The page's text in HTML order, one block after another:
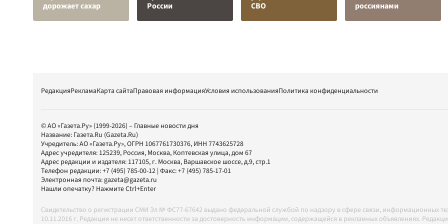
дорожает сахар
России
СВО
россиянами
РедакцияРекламаКарта сайтаПравовая информацияУсловия использованияПолитика конфиденциальности
© АО «Газета.Ру» (1999-2026) – Главные новости дня
Название: Газета.Ru (Gazeta.Ru)
Учредитель:АО «Газета.Ру», ОГРН 1067761730376, ИНН 7743625728
Адрес учредителя: 125239, Россия, Москва, Коптевская улица, дом 67
Адрес редакции и издателя: 117105, г. Москва, Варшавское шоссе, д.9, стр.1
Телефон редакции:+7 (495) 785-00-12 | Факс:+7 (495) 785-17-01
Электронная почта:gazeta@gazeta.ru
Нашли опечатку? Нажмите Ctrl+Enter
Свидетельство о регистрации СМИ Эл № ФС77-67642 выдано федеральной службой по надзору в сфере связи, информационных
10.11.2016 г. Редакция не несет ответственности за достоверность информации, содержащейся в рекламных объявлениях.